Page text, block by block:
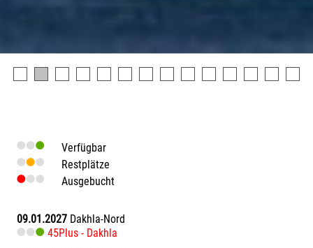
Verfügbar
Restplätze
Ausgebucht
09.01.2027 Dakhla-Nord
45Plus - Dakhla